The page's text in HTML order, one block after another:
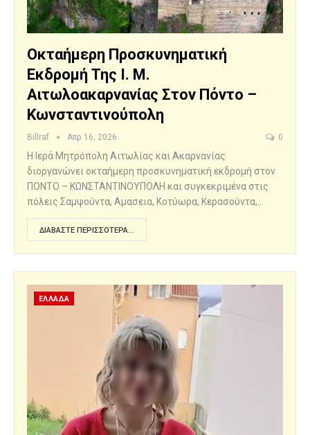
Οκταήμερη Προσκυνηματική
Εκδρομή Της Ι. Μ.
Αιτωλοακαρνανίας Στον Πόντο –
Κωνσταντινούπολη
Billraf Απρ 16, 2026 0
H Ιερά Μητρόπολη Αιτωλίας και Ακαρνανίας
διοργανώνει οκταήμερη προσκυνηματική εκδρομή στον
ΠΟΝΤΟ – ΚΩΝΣΤΑΝΤΙΝΟΥΠΟΛΗ και συγκεκριμένα στις
πόλεις Σαμψούντα, Αμασεια, Κοτύωρα, Κερασούντα,…
ΔΙΑΒΆΣΤΕ ΠΕΡΙΣΣΌΤΕΡΑ...
ΕΛΛΑΔΑ